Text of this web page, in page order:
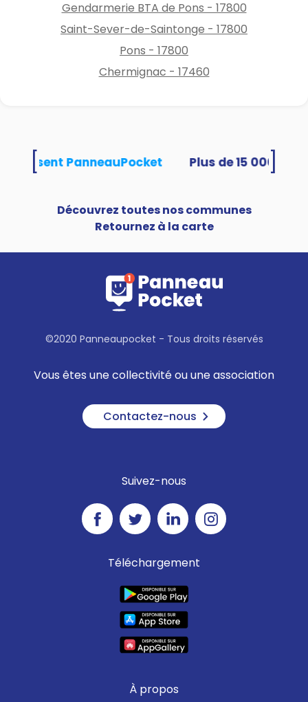
Gendarmerie BTA de Pons - 17800
Saint-Sever-de-Saintonge - 17800
Pons - 17800
Chermignac - 17460
utilisent PanneauPocket
Découvrez toutes nos communes
Retournez à la carte
©2020 Panneaupocket - Tous droits réservés
Vous êtes une collectivité ou une association
Contactez-nous
Suivez-nous
Téléchargement
À propos